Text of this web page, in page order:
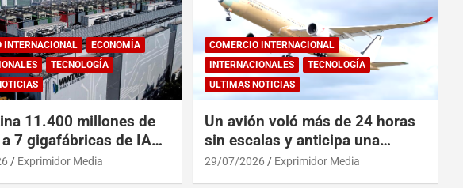
INTERNACIONAL
ECONOMÍA
TECNOLOGÍA
11.400 millones de
7 gigafábricas de IA
a EEUU y China
Exprimidor Media
COMERCIO INTERNACIONAL
INTERNACIONALES
TECNOLOGÍA
ULTIMAS NOTICIAS
Un avión voló más de 24 horas
sin escalas y anticipa una
revolución en los viajes
29/07/2026 Exprimidor Media